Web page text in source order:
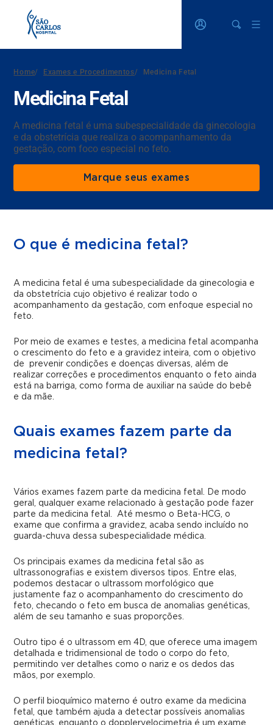
Home/ Exames e Procedimentos/ Medicina Fetal
Medicina Fetal
A medicina fetal é uma subespecialidade da ginecologia
e da obstetrícia que realiza o acompanhamento da
gestação, com foco especial no feto.
Marque seus exames
O que é medicina fetal?
A medicina fetal é uma subespecialidade da ginecologia e
da obstetrícia cujo objetivo é realizar todo o
acompanhamento da gestação, com enfoque especial no
feto.
Por meio de exames e testes, a medicina fetal acompanha
o crescimento do feto e a gravidez inteira, com o objetivo
de prevenir condições e doenças diversas, além de
realizar correções e procedimentos enquanto o feto ainda
está na barriga, como forma de auxiliar na saúde do bebê
e da mãe.
Quais exames fazem parte da
medicina fetal?
Vários exames fazem parte da medicina fetal. De modo
geral, qualquer exame relacionado à gestação pode fazer
parte da medicina fetal. Até mesmo o Beta-HCG, o
exame que confirma a gravidez, acaba sendo incluído no
guarda-chuva dessa subespecialidade médica.
Os principais exames da medicina fetal são as
ultrassonografias e existem diversos tipos. Entre elas,
podemos destacar o ultrassom morfológico que
justamente faz o acompanhamento do crescimento do
feto, checando o feto em busca de anomalias genéticas,
além de seu tamanho e suas proporções.
Outro tipo é o ultrassom em 4D, que oferece uma imagem
detalhada e tridimensional de todo o corpo do feto,
permitindo ver detalhes como o nariz e os dedos das
mãos, por exemplo.
O perfil bioquímico materno é outro exame da medicina
fetal, que também ajuda a detectar possíveis anomalias
genéticas, enquanto o dopplervelocimetria é um exame